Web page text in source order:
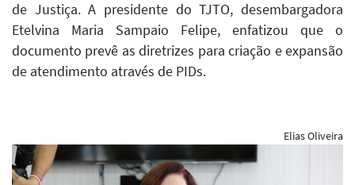
de Justiça. A presidente do TJTO, desembargadora
Etelvina Maria Sampaio Felipe, enfatizou que o
documento prevê as diretrizes para criação e expansão
de atendimento através de PIDs.
Elias Oliveira